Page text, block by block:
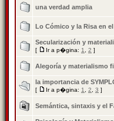
una verdad amplia
Lo Cómico y la Risa en
Secularización y
[ Ir a p�gina: 1 2 ]
Alegoría y materialismo
la importancia de
[ Ir a p�gina: 1 2 3 ]
Semántica, sintaxis y el